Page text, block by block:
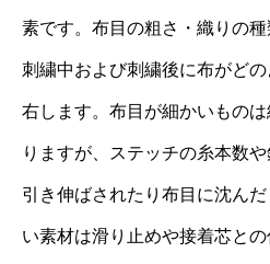
素です。布目の粗さ・織りの
刺繍中および刺繍後に布がど
右します。布目が細かいもの
りますが、ステッチの糸本数
引き伸ばされたり布目に沈ん
い素材は滑り止めや接着芯と